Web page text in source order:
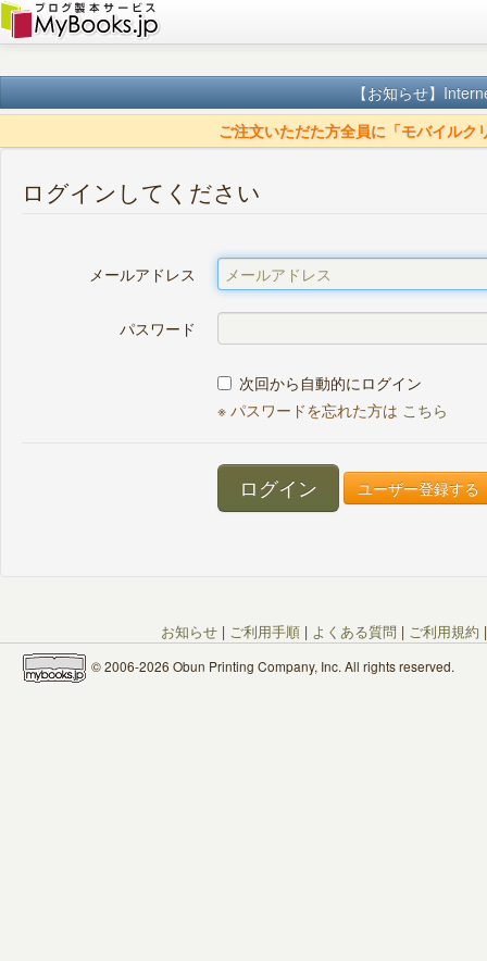
【お知らせ】
ご注文いただた方全員に「モバイル
ログインしてください
メールアドレス
パスワード
次回から自動的にログイン
※ パスワードを忘れた方は こちら
ユーザー登録する
お知らせ | ご利用手順 | よくある質問 | ご利用規約
© 2006-2026 Obun Printing Company, Inc. All rights reserved.